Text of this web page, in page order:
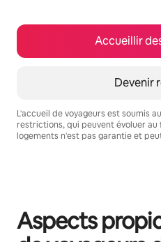
Accueillir
Devenir
L'accueil de voyageurs est soumis
restrictions, qui peuvent évoluer
logements n'est pas garantie et
Aspects